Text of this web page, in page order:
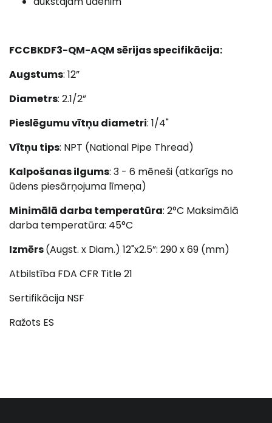
FCCBKDF3-QM-AQM sērijas specifikācija:
Augstums: 12”
Diametrs: 2.1/2”
Pieslēgumu vītņu diametri: 1/4"
Vītņu tips: NPT (National Pipe Thread)
Kalpošanas ilgums: 3 - 6 mēneši (atkarīgs no
ūdens piesārņojuma līmeņa)
Minimālā darba temperatūra: 2°C Maksimālā
darba temperatūra: 45°C
Izmērs(Augst. x Diam.) 12"x2.5”: 290 x 69 (mm)
Atbilstība FDA CFR Title 21
Sertifikācija NSF
Ražots ES